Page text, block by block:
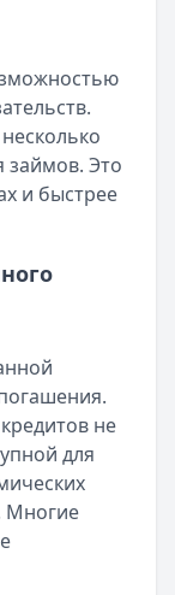
займов. Это
и быстрее
не
для
Многие